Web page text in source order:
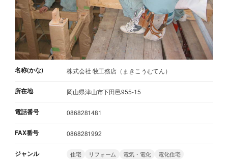
名称(かな) 株式会社 牧工務店（まきこうむてん）
所在地 岡山県津山市下田邑955-15
電話番号 0868281481
FAX番号 0868281992
ジャンル 住宅 リフォーム 電気・電化
電化住宅